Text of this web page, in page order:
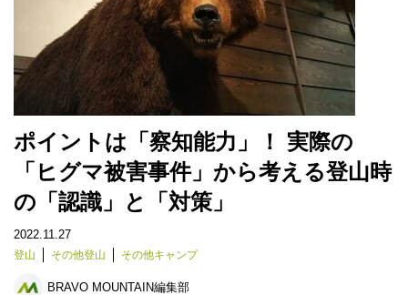
ポイントは「察知能力」！ 実際の
「ヒグマ被害事件」から考える登山時
の「認識」と「対策」
2022.11.27
登山 その他登山 その他キャンプ
BRAVO MOUNTAIN編集部